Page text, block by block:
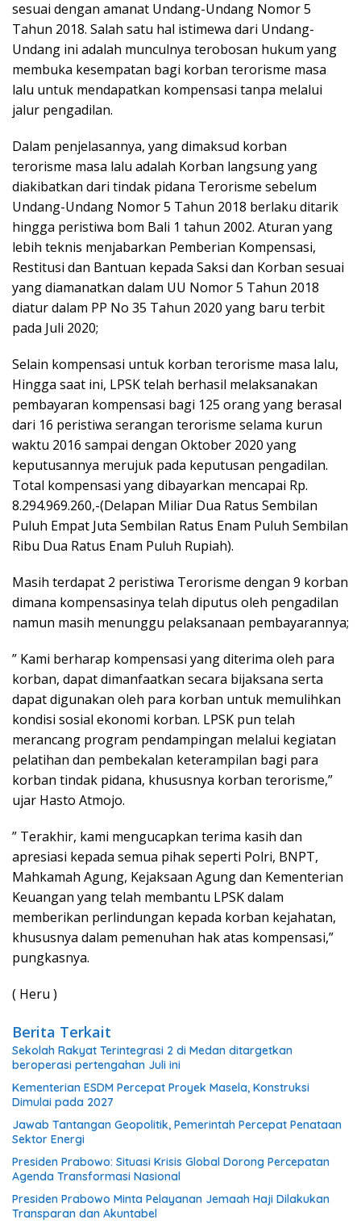
sesuai dengan amanat Undang-Undang Nomor 5
Tahun 2018. Salah satu hal istimewa dari Undang-
Undang ini adalah munculnya terobosan hukum yang
membuka kesempatan bagi korban terorisme masa
lalu untuk mendapatkan kompensasi tanpa melalui
jalur pengadilan.
Dalam penjelasannya, yang dimaksud korban
terorisme masa lalu adalah Korban langsung yang
diakibatkan dari tindak pidana Terorisme sebelum
Undang-Undang Nomor 5 Tahun 2018 berlaku ditarik
hingga peristiwa bom Bali 1 tahun 2002. Aturan yang
lebih teknis menjabarkan Pemberian Kompensasi,
Restitusi dan Bantuan kepada Saksi dan Korban sesuai
yang diamanatkan dalam UU Nomor 5 Tahun 2018
diatur dalam PP No 35 Tahun 2020 yang baru terbit
pada Juli 2020;
Selain kompensasi untuk korban terorisme masa lalu,
Hingga saat ini, LPSK telah berhasil melaksanakan
pembayaran kompensasi bagi 125 orang yang berasal
dari 16 peristiwa serangan terorisme selama kurun
waktu 2016 sampai dengan Oktober 2020 yang
keputusannya merujuk pada keputusan pengadilan.
Total kompensasi yang dibayarkan mencapai Rp.
8.294.969.260,-(Delapan Miliar Dua Ratus Sembilan
Puluh Empat Juta Sembilan Ratus Enam Puluh Sembilan
Ribu Dua Ratus Enam Puluh Rupiah).
Masih terdapat 2 peristiwa Terorisme dengan 9 korban
dimana kompensasinya telah diputus oleh pengadilan
namun masih menunggu pelaksanaan pembayarannya;
” Kami berharap kompensasi yang diterima oleh para
korban, dapat dimanfaatkan secara bijaksana serta
dapat digunakan oleh para korban untuk memulihkan
kondisi sosial ekonomi korban. LPSK pun telah
merancang program pendampingan melalui kegiatan
pelatihan dan pembekalan keterampilan bagi para
korban tindak pidana, khususnya korban terorisme,”
ujar Hasto Atmojo.
” Terakhir, kami mengucapkan terima kasih dan
apresiasi kepada semua pihak seperti Polri, BNPT,
Mahkamah Agung, Kejaksaan Agung dan Kementerian
Keuangan yang telah membantu LPSK dalam
memberikan perlindungan kepada korban kejahatan,
khususnya dalam pemenuhan hak atas kompensasi,”
pungkasnya.
( Heru )
Berita Terkait
Sekolah Rakyat Terintegrasi 2 di Medan ditargetkan
beroperasi pertengahan Juli ini
Kementerian ESDM Percepat Proyek Masela, Konstruksi
Dimulai pada 2027
Jawab Tantangan Geopolitik, Pemerintah Percepat Penataan
Sektor Energi
Presiden Prabowo: Situasi Krisis Global Dorong Percepatan
Agenda Transformasi Nasional
Presiden Prabowo Minta Pelayanan Jemaah Haji Dilakukan
Transparan dan Akuntabel